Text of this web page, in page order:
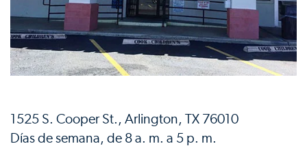
1525 S. Cooper St., Arlington, TX 76010
Días de semana, de 8 a. m. a 5 p. m.